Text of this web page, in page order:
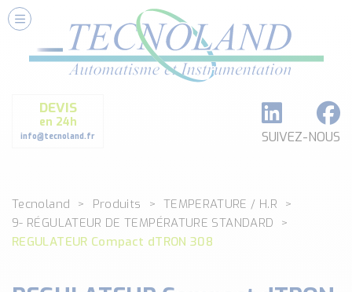
DEVIS
en 24h
info@tecnoland.fr SUIVEZ-NOUS
Nos Services
Conseils et Fourniture
Formation et Assistance
Architecture I-O Link multi fabricants
Classé par catégorie
DEBIT
DETECTION
Tecnoland Produits
TEMPERATURE / H.R
9- RÉGULATEUR DE TEMPÉRATURE STANDARD
REGULATEUR Compact dTRON 308